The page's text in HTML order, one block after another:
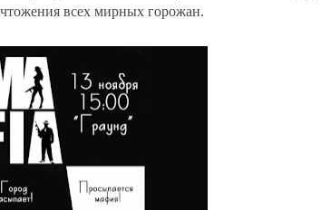
всех мирных горожан.